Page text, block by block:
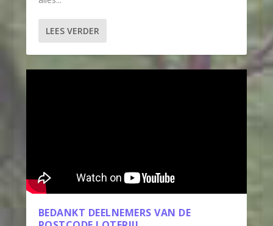
LEES VERDER
BEDANKT DEELNEMERS VAN DE